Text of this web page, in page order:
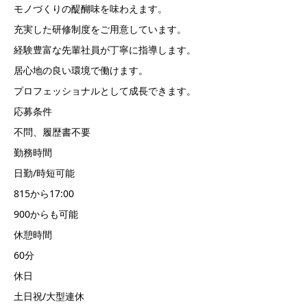
モノづくりの醍醐味を味わえます。
充実した研修制度をご用意しています。
経験豊富な先輩社員が丁寧に指導します。
居心地の良い環境で働けます。
プロフェッショナルとして成長できます。
応募条件
不問、履歴書不要
勤務時間
日勤/時短可能
815から17:00
900からも可能
休憩時間
60分
休日
土日祝/大型連休